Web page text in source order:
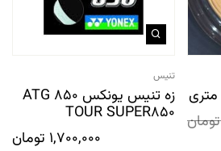
تومان
تنیس
زه تنیس یونکس ATG 850
TOUR SUPER850
1,700,000 تومان